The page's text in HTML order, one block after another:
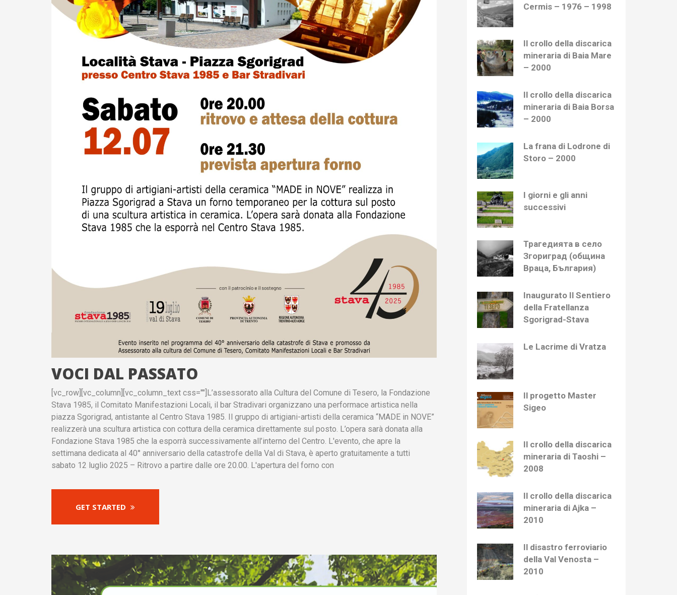
VOCI DAL PASSATO
[vc_row][vc_column][vc_column_text css=""]L’assessorato alla Cultura del Comune di Tesero, la Fondazione
Stava 1985, il Comitato Manifestazioni Locali, il bar Stradivari organizzano una performace artistica nella
piazza Sgorigrad, antistante al Centro Stava 1985. Il gruppo di artigiani-artisti della ceramica “MADE in NOVE”
realizzerà una scultura artistica con cottura della ceramica direttamente sul posto. L’opera sarà donata alla
Fondazione Stava 1985 che la esporrà successivamente all’interno del Centro. L'evento, che apre la
settimana dedicata al 40° anniversario della catastrofe della Val di Stava, è aperto gratuitamente a tutti
sabato 12 luglio 2025 – Ritrovo a partire dalle ore 20.00. L'apertura del forno con
GET STARTED
Cermis – 1976 – 1998
Il crollo della discarica
mineraria di Baia Mare
– 2000
Il crollo della discarica
mineraria di Baia Borsa
– 2000
La frana di Lodrone di
Storo – 2000
I giorni e gli anni
successivi
Трагедията в село
Згориград (община
Враца, България)
Inaugurato Il Sentiero
della Fratellanza
Sgorigrad-Stava
Le Lacrime di Vratza
Il progetto Master
Sigeo
Il crollo della discarica
mineraria di Taoshi –
2008
Il crollo della discarica
mineraria di Ajka –
2010
Il disastro ferroviario
della Val Venosta –
2010